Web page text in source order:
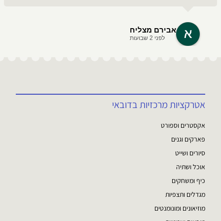
אבירם מצליח
לפני 2 שבועות
אטרקציות מרכזיות בדובאי
אקסטרים וספורט
פארקים וגנים
סיורים ושייט
אוכל ושתיה
כיף ומשחקים
מגדלים ותצפיות
מוזיאונים ומונומנטים